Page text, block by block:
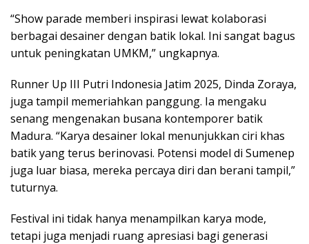
“Show parade memberi inspirasi lewat kolaborasi
berbagai desainer dengan batik lokal. Ini sangat bagus
untuk peningkatan UMKM,” ungkapnya.
Runner Up III Putri Indonesia Jatim 2025, Dinda Zoraya,
juga tampil memeriahkan panggung. Ia mengaku
senang mengenakan busana kontemporer batik
Madura. “Karya desainer lokal menunjukkan ciri khas
batik yang terus berinovasi. Potensi model di Sumenep
juga luar biasa, mereka percaya diri dan berani tampil,”
tuturnya.
Festival ini tidak hanya menampilkan karya mode,
tetapi juga menjadi ruang apresiasi bagi generasi